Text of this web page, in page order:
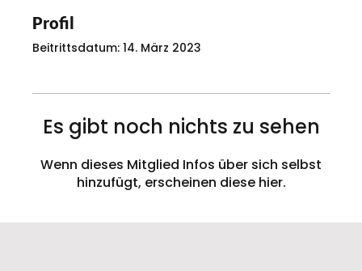
Profil
Beitrittsdatum: 14. März 2023
Es gibt noch nichts zu sehen
Wenn dieses Mitglied Infos über sich selbst
hinzufügt, erscheinen diese hier.